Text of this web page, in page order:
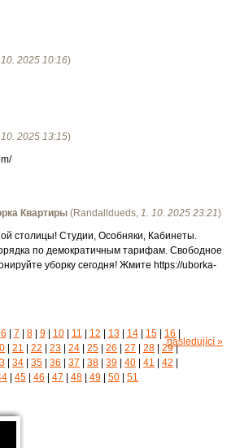
2025 10:16)
2025 13:15)
Квартиры (Randalldueds, 1. 10. 2025 23:21)
столицы! Студии, Особняки, Кабинеты.
по демократичным тарифам. Свободное
уборку сегодня! Жмите https://uborka-
6 7 8 9 10 11 12 13 14 15 16
21 22 23 24 25 26 27 28 29 |
34 35 36 37 38 39 40 41 42
45 46 47 48 49 50 51
následující »